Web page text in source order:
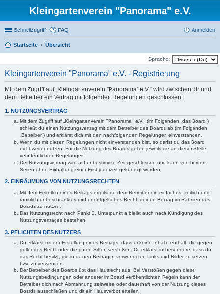
Kleingartenverein "Panorama" e.V.
Schnellzugriff FAQ Anmelden
Startseite Übersicht
Sprache:
Kleingartenverein "Panorama" e.V. - Registrierung
Mit dem Zugriff auf „Kleingartenverein "Panorama" e.V.“ wird zwischen dir und
dem Betreiber ein Vertrag mit folgenden Regelungen geschlossen:
1. NUTZUNGSVERTRAG
Mit dem Zugriff auf „Kleingartenverein "Panorama" e.V.“ (im Folgenden „das Board“)
schließt du einen Nutzungsvertrag mit dem Betreiber des Boards ab (im Folgenden
„Betreiber“) und erklärst dich mit den nachfolgenden Regelungen einverstanden.
Wenn du mit diesen Regelungen nicht einverstanden bist, so darfst du das Board
nicht weiter nutzen. Für die Nutzung des Boards gelten jeweils die an dieser Stelle
veröffentlichten Regelungen.
Der Nutzungsvertrag wird auf unbestimmte Zeit geschlossen und kann von beiden
Seiten ohne Einhaltung einer Frist jederzeit gekündigt werden.
2. EINRÄUMUNG VON NUTZUNGSRECHTEN
Mit dem Erstellen eines Beitrags erteilst du dem Betreiber ein einfaches, zeitlich und
räumlich unbeschränktes und unentgeltliches Recht, deinen Beitrag im Rahmen des
Boards zu nutzen.
Das Nutzungsrecht nach Punkt 2, Unterpunkt a bleibt auch nach Kündigung des
Nutzungsvertrages bestehen.
3. PFLICHTEN DES NUTZERS
Du erklärst mit der Erstellung eines Beitrags, dass er keine Inhalte enthält, die gegen
geltendes Recht oder die guten Sitten verstoßen. Du erklärst insbesondere, dass du
das Recht besitzt, die in deinen Beiträgen verwendeten Links und Bilder zu setzen
bzw. zu verwenden.
Der Betreiber des Boards übt das Hausrecht aus. Bei Verstößen gegen diese
Nutzungsbedingungen oder anderer im Board veröffentlichten Regeln kann der
Betreiber dich nach Abmahnung zeitweise oder dauerhaft von der Nutzung dieses
Boards ausschließen und dir ein Hausverbot erteilen.